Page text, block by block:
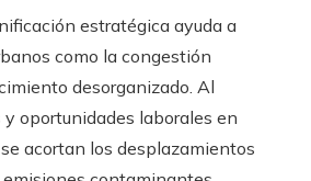
estratégica ayuda a
como la congestión
desorganizado. Al
oportunidades laborales en
acortan los desplazamientos